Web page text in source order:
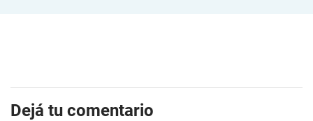
Dejá tu comentario